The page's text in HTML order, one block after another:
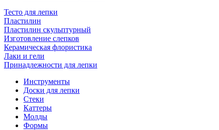
Тесто для лепки
Пластилин
Пластилин скульптурный
Изготовление слепков
Керамическая флористика
Лаки и гели
Принадлежности для лепки
Инструменты
Доски для лепки
Стеки
Каттеры
Молды
Формы